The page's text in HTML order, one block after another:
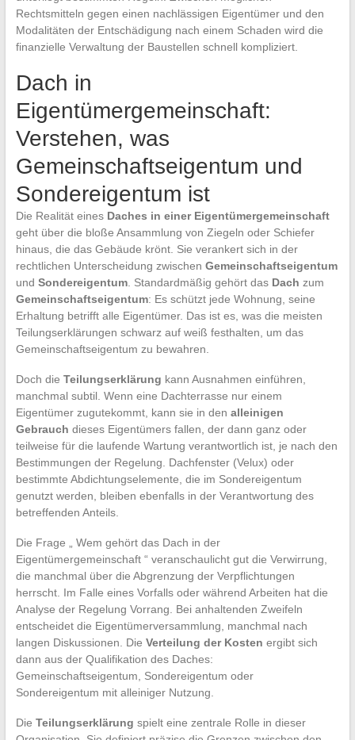
Rechtsmitteln gegen einen nachlässigen Eigentümer und den
Modalitäten der Entschädigung nach einem Schaden wird die
finanzielle Verwaltung der Baustellen schnell kompliziert.
Dach in
Eigentümergemeinschaft:
Verstehen, was
Gemeinschaftseigentum und
Sondereigentum ist
Die Realität eines Daches in einer Eigentümergemeinschaft
geht über die bloße Ansammlung von Ziegeln oder Schiefer
hinaus, die das Gebäude krönt. Sie verankert sich in der
rechtlichen Unterscheidung zwischen Gemeinschaftseigentum
und Sondereigentum. Standardmäßig gehört das Dach zum
Gemeinschaftseigentum: Es schützt jede Wohnung, seine
Erhaltung betrifft alle Eigentümer. Das ist es, was die meisten
Teilungserklärungen schwarz auf weiß festhalten, um das
Gemeinschaftseigentum zu bewahren.
Doch die Teilungserklärung kann Ausnahmen einführen,
manchmal subtil. Wenn eine Dachterrasse nur einem
Eigentümer zugutekommt, kann sie in den alleinigen
Gebrauch dieses Eigentümers fallen, der dann ganz oder
teilweise für die laufende Wartung verantwortlich ist, je nach den
Bestimmungen der Regelung. Dachfenster (Velux) oder
bestimmte Abdichtungselemente, die im Sondereigentum
genutzt werden, bleiben ebenfalls in der Verantwortung des
betreffenden Anteils.
Die Frage „ Wem gehört das Dach in der
Eigentümergemeinschaft “ veranschaulicht gut die Verwirrung,
die manchmal über die Abgrenzung der Verpflichtungen
herrscht. Im Falle eines Vorfalls oder während Arbeiten hat die
Analyse der Regelung Vorrang. Bei anhaltenden Zweifeln
entscheidet die Eigentümerversammlung, manchmal nach
langen Diskussionen. Die Verteilung der Kosten ergibt sich
dann aus der Qualifikation des Daches:
Gemeinschaftseigentum, Sondereigentum oder
Sondereigentum mit alleiniger Nutzung.
Die Teilungserklärung spielt eine zentrale Rolle in dieser